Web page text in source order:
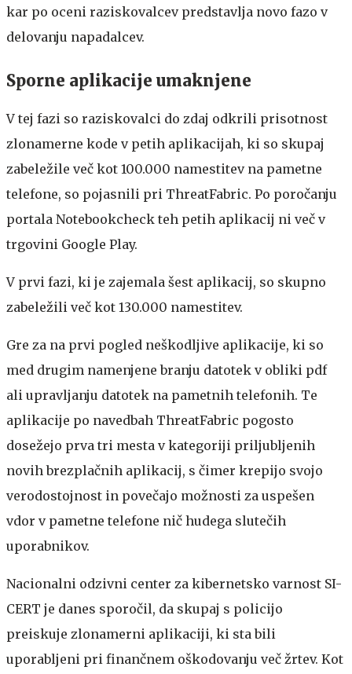
kar po oceni raziskovalcev predstavlja novo fazo v
delovanju napadalcev.
Sporne aplikacije umaknjene
V tej fazi so raziskovalci do zdaj odkrili prisotnost
zlonamerne kode v petih aplikacijah, ki so skupaj
zabeležile več kot 100.000 namestitev na pametne
telefone, so pojasnili pri ThreatFabric. Po poročanju
portala Notebookcheck teh petih aplikacij ni več v
trgovini Google Play.
V prvi fazi, ki je zajemala šest aplikacij, so skupno
zabeležili več kot 130.000 namestitev.
Gre za na prvi pogled neškodljive aplikacije, ki so
med drugim namenjene branju datotek v obliki pdf
ali upravljanju datotek na pametnih telefonih. Te
aplikacije po navedbah ThreatFabric pogosto
dosežejo prva tri mesta v kategoriji priljubljenih
novih brezplačnih aplikacij, s čimer krepijo svojo
verodostojnost in povečajo možnosti za uspešen
vdor v pametne telefone nič hudega slutečih
uporabnikov.
Nacionalni odzivni center za kibernetsko varnost SI-
CERT je danes sporočil, da skupaj s policijo
preiskuje zlonamerni aplikaciji, ki sta bili
uporabljeni pri finančnem oškodovanju več žrtev. Kot